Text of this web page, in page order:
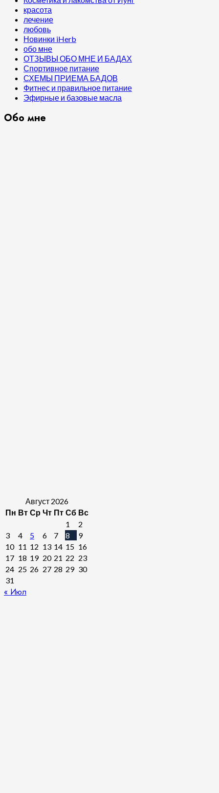
красота
лечение
любовь
Новинки iHerb
обо мне
ОТЗЫВЫ ОБО МНЕ И БАДАХ
Спортивное питание
СХЕМЫ ПРИЕМА БАДОВ
Фитнес и правильное питание
Эфирные и базовые масла
Обо мне
Август 2026
Пн Вт Ср Чт Пт Сб Вс
1
2
3
4 5 6 7 8
9
10 11 12 13 14 15 16
17 18 19 20 21 22 23
24 25 26 27 28 29 30
31
« Июл